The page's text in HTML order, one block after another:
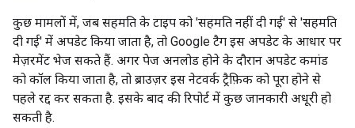
कुछ मामलों में, जब सहमति के टाइप को 'सहमति नहीं दी गई' से 'सहमति
दी गई' में अपडेट किया जाता है, तो Google टैग इस अपडेट के आधार पर
मेज़रमेंट भेज सकते हैं. अगर पेज अनलोड होने के दौरान अपडेट कमांड
को कॉल किया जाता है, तो ब्राउज़र इस नेटवर्क ट्रैफ़िक को पूरा होने से
पहले रद्द कर सकता है. इसके बाद की रिपोर्ट में कुछ जानकारी अधूरी हो
सकती है.